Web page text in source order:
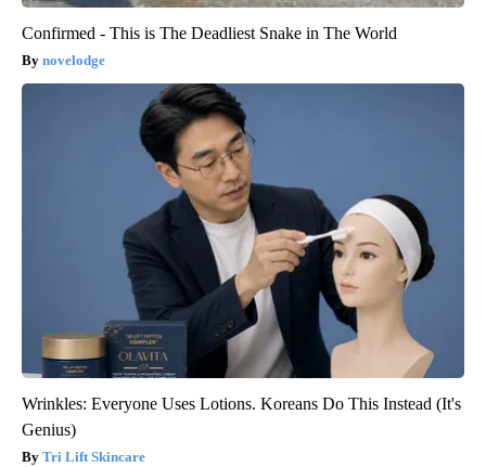
Confirmed - This is The Deadliest Snake in The World
novelodge
Wrinkles: Everyone Uses Lotions. Koreans Do This Instead (It's
Genius)
Tri Lift Skincare